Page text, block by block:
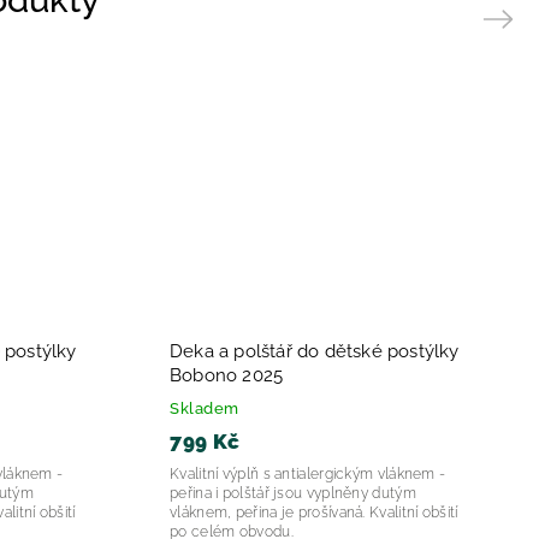
postýlky
-
obšití
Deka a polštář do dětské postýlky
Bobono 2025
Skladem
799 Kč
Kvalitní výplň s antialergickým vláknem -
peřina i polštář jsou vyplněny dutým
vláknem, peřina je prošívaná. Kvalitní obšití
po celém obvodu.
Next